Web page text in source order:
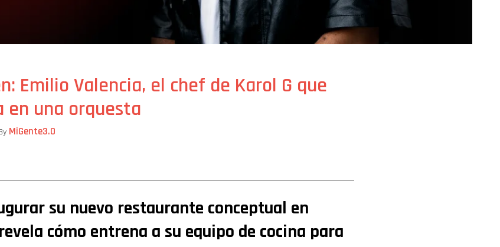
Emilio Valencia, el chef de Karol G que
en una orquesta
MiGente3.0
su nuevo restaurante conceptual en
cómo entrena a su equipo de cocina para